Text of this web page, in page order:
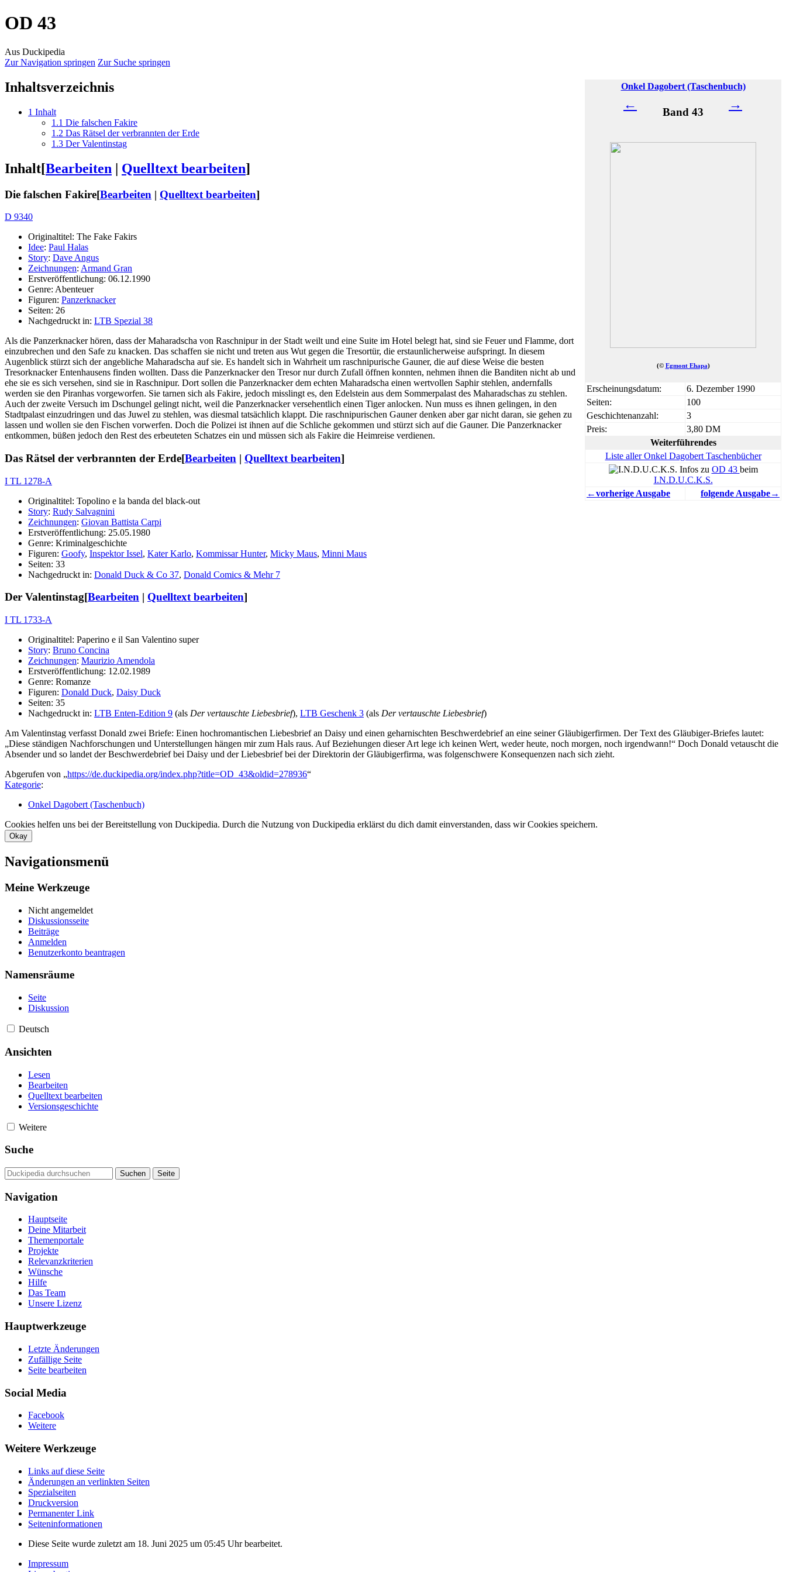
OD 43
Aus Duckipedia
Zur Navigation springen Zur Suche springen
Onkel Dagobert (Taschenbuch)
←
Band 43
→
(© Egmont Ehapa)
Erscheinungsdatum:
6. Dezember 1990
Seiten:
100
Geschichtenanzahl:
3
Preis:
3,80 DM
Weiterführendes
Liste aller Onkel Dagobert Taschenbücher
Infos zu OD 43 beim
I.N.D.U.C.K.S.
←vorherige Ausgabe
folgende Ausgabe→
Inhaltsverzeichnis
1 Inhalt
1.1 Die falschen Fakire
1.2 Das Rätsel der verbrannten der Erde
1.3 Der Valentinstag
Inhalt[Bearbeiten | Quelltext bearbeiten]
Die falschen Fakire[Bearbeiten | Quelltext bearbeiten]
D 9340
Originaltitel: The Fake Fakirs
Idee: Paul Halas
Story: Dave Angus
Zeichnungen: Armand Gran
Erstveröffentlichung: 06.12.1990
Genre: Abenteuer
Figuren: Panzerknacker
Seiten: 26
Nachgedruckt in: LTB Spezial 38
Als die Panzerknacker hören, dass der Maharadscha von Raschnipur in der Stadt weilt und eine Suite im Hotel belegt hat, sind sie Feuer und Flamme, dort
einzubrechen und den Safe zu knacken. Das schaffen sie nicht und treten aus Wut gegen die Tresortür, die erstaunlicherweise aufspringt. In diesem
Augenblick stürzt sich der angebliche Maharadscha auf sie. Es handelt sich in Wahrheit um raschnipurische Gauner, die auf diese Weise die besten
Tresorknacker Entenhausens finden wollten. Dass die Panzerknacker den Tresor nur durch Zufall öffnen konnten, nehmen ihnen die Banditen nicht ab und
ehe sie es sich versehen, sind sie in Raschnipur. Dort sollen die Panzerknacker dem echten Maharadscha einen wertvollen Saphir stehlen, andernfalls
werden sie den Piranhas vorgeworfen. Sie tarnen sich als Fakire, jedoch misslingt es, den Edelstein aus dem Sommerpalast des Maharadschas zu stehlen.
Auch der zweite Versuch im Dschungel gelingt nicht, weil die Panzerknacker versehentlich einen Tiger anlocken. Nun muss es ihnen gelingen, in den
Stadtpalast einzudringen und das Juwel zu stehlen, was diesmal tatsächlich klappt. Die raschnipurischen Gauner denken aber gar nicht daran, sie gehen zu
lassen und wollen sie den Fischen vorwerfen. Doch die Polizei ist ihnen auf die Schliche gekommen und stürzt sich auf die Gauner. Die Panzerknacker
entkommen, büßen jedoch den Rest des erbeuteten Schatzes ein und müssen sich als Fakire die Heimreise verdienen.
Das Rätsel der verbrannten der Erde[Bearbeiten | Quelltext bearbeiten]
I TL 1278-A
Originaltitel: Topolino e la banda del black-out
Story: Rudy Salvagnini
Zeichnungen: Giovan Battista Carpi
Erstveröffentlichung: 25.05.1980
Genre: Kriminalgeschichte
Figuren: Goofy, Inspektor Issel, Kater Karlo, Kommissar Hunter, Micky Maus, Minni Maus
Seiten: 33
Nachgedruckt in: Donald Duck & Co 37, Donald Comics & Mehr 7
Der Valentinstag[Bearbeiten | Quelltext bearbeiten]
I TL 1733-A
Originaltitel: Paperino e il San Valentino super
Story: Bruno Concina
Zeichnungen: Maurizio Amendola
Erstveröffentlichung: 12.02.1989
Genre: Romanze
Figuren: Donald Duck, Daisy Duck
Seiten: 35
Nachgedruckt in: LTB Enten-Edition 9 (als Der vertauschte Liebesbrief), LTB Geschenk 3 (als Der vertauschte Liebesbrief)
Am Valentinstag verfasst Donald zwei Briefe: Einen hochromantischen Liebesbrief an Daisy und einen geharnischten Beschwerdebrief an eine seiner Gläubigerfirmen. Der Text des Gläubiger-Briefes lautet:
„Diese ständigen Nachforschungen und Unterstellungen hängen mir zum Hals raus. Auf Beziehungen dieser Art lege ich keinen Wert, weder heute, noch morgen, noch irgendwann!“ Doch Donald vetauscht die
Absender und so landet der Beschwerdebrief bei Daisy und der Liebesbrief bei der Direktorin der Gläubigerfirma, was folgenschwere Konsequenzen nach sich zieht.
Abgerufen von „https://de.duckipedia.org/index.php?title=OD_43&oldid=278936“
Kategorie:
Onkel Dagobert (Taschenbuch)
Cookies helfen uns bei der Bereitstellung von Duckipedia. Durch die Nutzung von Duckipedia erklärst du dich damit einverstanden, dass wir Cookies speichern.
Okay
Navigationsmenü
Meine Werkzeuge
Nicht angemeldet
Diskussionsseite
Beiträge
Anmelden
Benutzerkonto beantragen
Namensräume
Seite
Diskussion
Deutsch
Ansichten
Lesen
Bearbeiten
Quelltext bearbeiten
Versionsgeschichte
Weitere
Suche
Navigation
Hauptseite
Deine Mitarbeit
Themenportale
Projekte
Relevanzkriterien
Wünsche
Hilfe
Das Team
Unsere Lizenz
Hauptwerkzeuge
Letzte Änderungen
Zufällige Seite
Seite bearbeiten
Social Media
Facebook
Weitere
Weitere Werkzeuge
Links auf diese Seite
Änderungen an verlinkten Seiten
Spezialseiten
Druckversion
Permanenter Link
Seiten­­informationen
Diese Seite wurde zuletzt am 18. Juni 2025 um 05:45 Uhr bearbeitet.
Impressum